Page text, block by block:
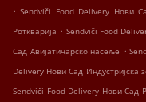
. Sendviči Food Delivery Нови
Роткварија . Sendviči Food
Сад Авијатичарско насеље .
Delivery Нови Сад Индустријска
Sendviči Food Delivery Нови Сад